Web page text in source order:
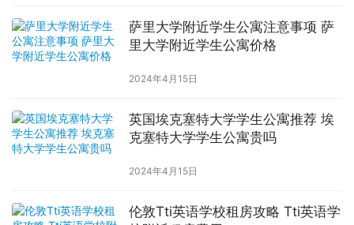
萨里大学附近学生公寓注意事项 萨
里大学附近学生公寓价格
2024年4月15日
英国埃克塞特大学学生公寓推荐 埃
克塞特大学学生公寓贵吗
2024年4月15日
伦敦Tti英语学校租房攻略 Tti英语学